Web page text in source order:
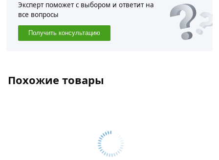
Эксперт поможет с выбором и ответит на
все вопросы
Получить консультацию
Похожие товары